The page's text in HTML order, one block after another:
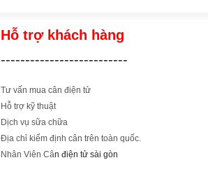
Hỗ trợ khách hàng
--------------------------
Tư vấn mua cân điện tử
Hỗ trợ kỹ thuật
Dịch vụ sữa chữa
Địa chỉ kiểm định cân trên toàn quốc.
Nhân Viên Cân điện tử sài gòn